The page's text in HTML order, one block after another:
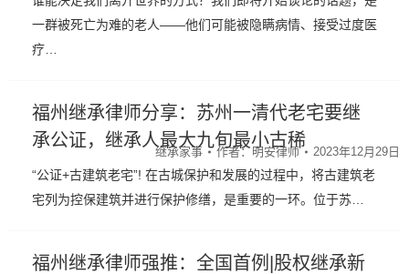
一群被死亡为难的老人——他们可能被隐瞒病情、接受过度医
疗…
福州继承律师分享：苏州一清代老宅要继
承公证，继承人最大九旬最小古稀
继承家事 作者： 明安律师 2023年12月29日
“公证+古建筑老宅”! 在古城保护和发展的过程中，将古建筑老
宅列为控保建筑并进行保护修缮，是重要的一环。位于苏…
福州继承律师强推：全国首例|股权继承新